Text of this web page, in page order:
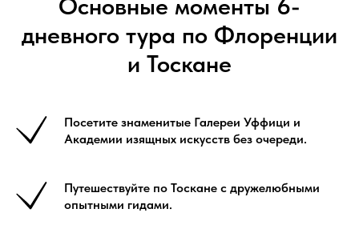
дневного тура по Флоренции
и Тоскане
Посетите знаменитые Галереи Уффици и
Академии изящных искусств без очереди.
Путешествуйте по Тоскане с дружелюбными
опытными гидами.